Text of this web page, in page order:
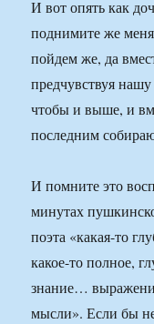
И вот опять как
поднимите же
пойдем же, да
предчувствуя
чтобы и выше, и
последним
И помните это
минутах
поэта «какая-то
какое-то полное,
знание…
мысли». Если бы